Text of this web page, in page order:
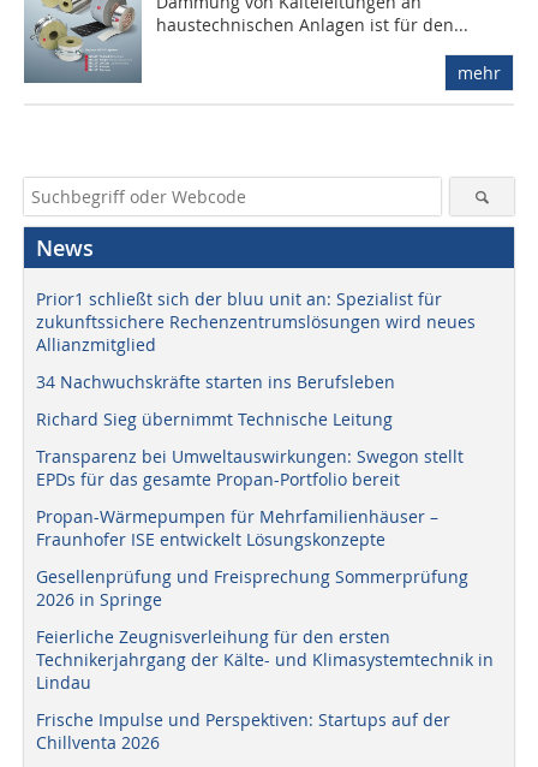
haustechnischen Anlagen ist für den...
mehr
News
Prior1 schließt sich der bluu unit an: Spezialist für
zukunftssichere Rechenzentrumslösungen wird neues
Allianzmitglied
34 Nachwuchskräfte starten ins Berufsleben
Richard Sieg übernimmt Technische Leitung
Transparenz bei Umweltauswirkungen: Swegon stellt
EPDs für das gesamte Propan-Portfolio bereit
Propan-Wärmepumpen für Mehrfamilienhäuser –
Fraunhofer ISE entwickelt Lösungskonzepte
Gesellenprüfung und Freisprechung Sommerprüfung
2026 in Springe
Feierliche Zeugnisverleihung für den ersten
Technikerjahrgang der Kälte- und Klimasystemtechnik in
Lindau
Frische Impulse und Perspektiven: Startups auf der
Chillventa 2026